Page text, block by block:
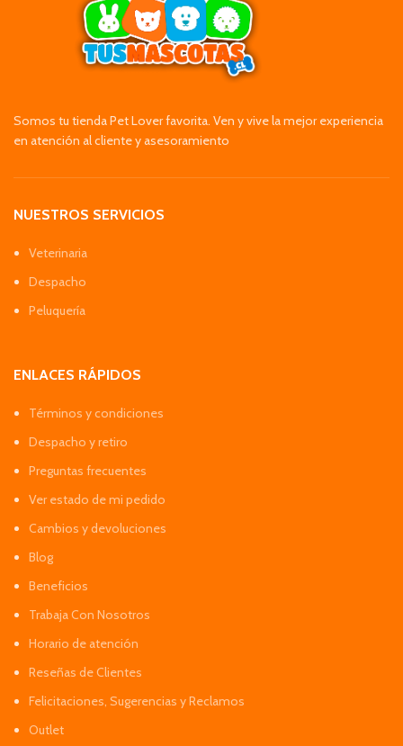
Somos tu tienda Pet Lover favorita. Ven y vive la mejor experiencia
en atención al cliente y asesoramiento
NUESTROS SERVICIOS
Veterinaria
Despacho
Peluquería
ENLACES RÁPIDOS
Términos y condiciones
Despacho y retiro
Preguntas frecuentes
Ver estado de mi pedido
Cambios y devoluciones
Blog
Beneficios
Trabaja Con Nosotros
Horario de atención
Reseñas de Clientes
Felicitaciones, Sugerencias y Reclamos
Outlet